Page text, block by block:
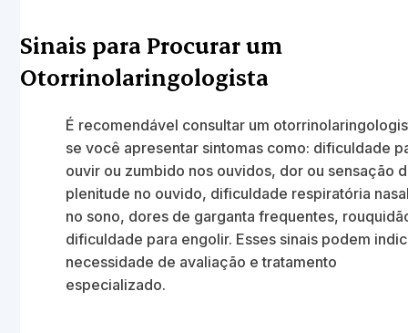
Sinais para Procurar um
Otorrinolaringologista
É recomendável consultar um
se você apresentar sintomas como: dificuldade
ouvir ou zumbido nos ouvidos, dor ou sensação
plenitude no ouvido, dificuldade respiratória
no sono, dores de garganta frequentes,
dificuldade para engolir. Esses sinais podem
necessidade de avaliação e tratamento
especializado.